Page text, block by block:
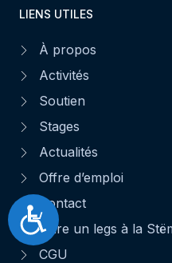
Accessibilité
LIENS UTILES
À propos
Activités
Soutien
Stages
Actualités
Offre d’emploi
Contact
Faire un legs à la
CGU